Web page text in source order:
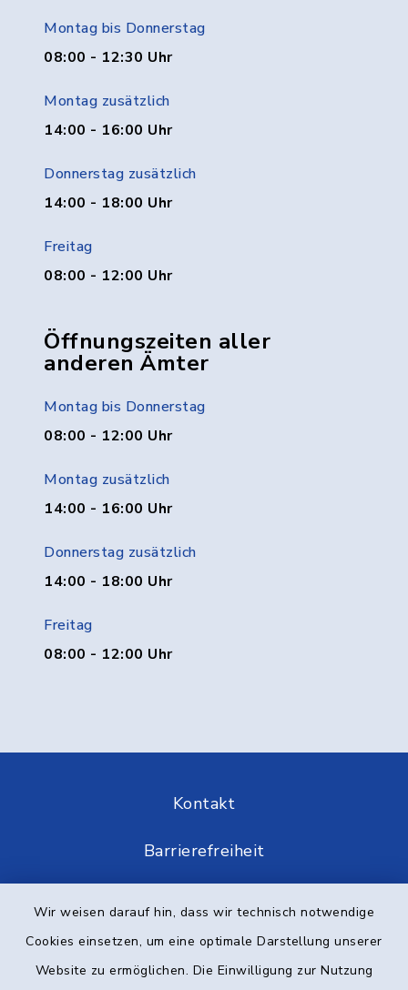
Wir weisen darauf hin, dass wir technisch notwendige
Cookies einsetzen, um eine optimale Darstellung unserer
Website zu ermöglichen. Die Einwilligung zur Nutzung
Montag bis Donnerstag
08:00 - 12:30 Uhr
Montag zusätzlich
14:00 - 16:00 Uhr
Donnerstag zusätzlich
14:00 - 18:00 Uhr
Freitag
08:00 - 12:00 Uhr
Öffnungszeiten aller
anderen Ämter
Montag bis Donnerstag
08:00 - 12:00 Uhr
Montag zusätzlich
14:00 - 16:00 Uhr
Donnerstag zusätzlich
14:00 - 18:00 Uhr
Freitag
08:00 - 12:00 Uhr
Kontakt
Barrierefreiheit
Impressum